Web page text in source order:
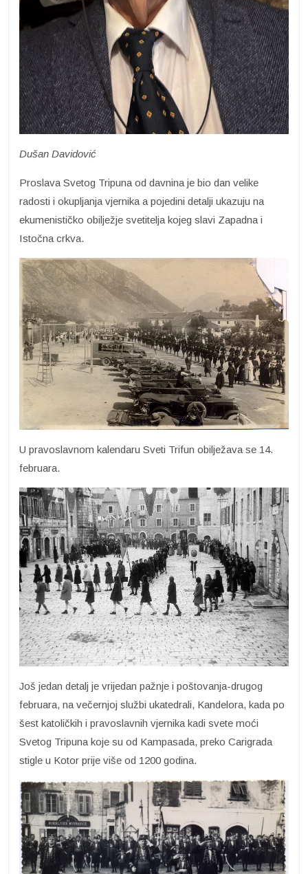
Dušan Davidović
Proslava Svetog Tripuna od davnina je bio dan velike
radosti i okupljanja vjernika a pojedini detalji ukazuju na
ekumenističko obilježje svetitelja kojeg slavi Zapadna i
Istočna crkva.
U pravoslavnom kalendaru Sveti Trifun obilježava se 14.
februara.
Još jedan detalj je vrijedan pažnje i poštovanja-drugog
februara, na večernjoj službi ukatedrali, Kandelora, kada po
šest katoličkih i pravoslavnih vjernika kadi svete moći
Svetog Tripuna koje su od Kampasada, preko Carigrada
stigle u Kotor prije više od 1200 godina.